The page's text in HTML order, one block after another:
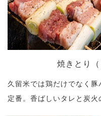
焼きとり（
久留米では鶏だけでなく
定番。香ばしいタレと炭火